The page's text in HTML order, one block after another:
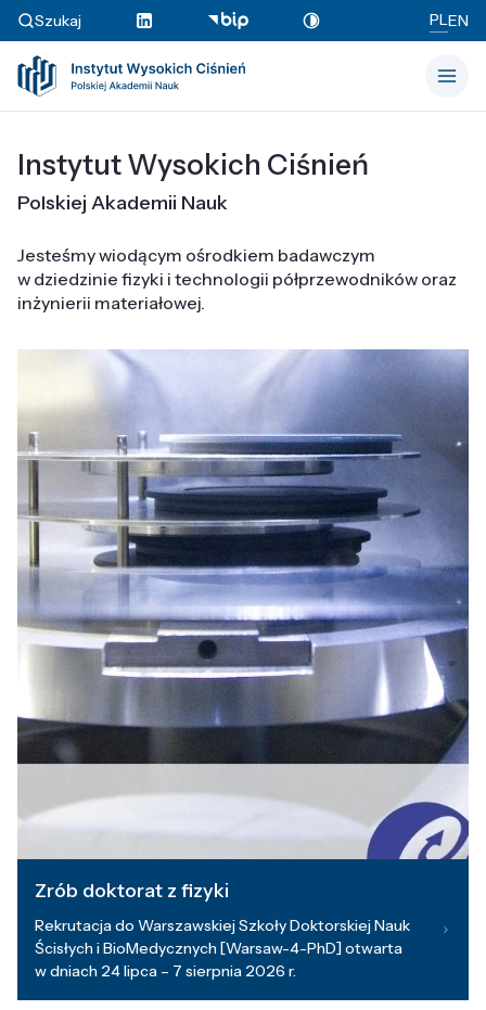
Szukaj PLEN
Instytut Wysokich Ciśnień
Polskiej Akademii Nauk
Jesteśmy wiodącym ośrodkiem badawczym
w dziedzinie fizyki i technologii półprzewodników oraz
inżynierii materiałowej.
Zrób doktorat z fizyki
Rekrutacja do Warszawskiej Szkoły Doktorskiej Nauk
Ścisłych i BioMedycznych [Warsaw-4-PhD] otwarta
w dniach 24 lipca – 7 sierpnia 2026 r.